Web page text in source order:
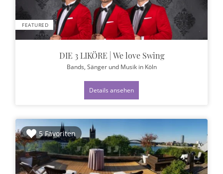
FEATURED
DIE 3 LIKÖRE | We love Swing
Bands, Sänger und Musik in Köln
Details ansehen
5 Favoriten